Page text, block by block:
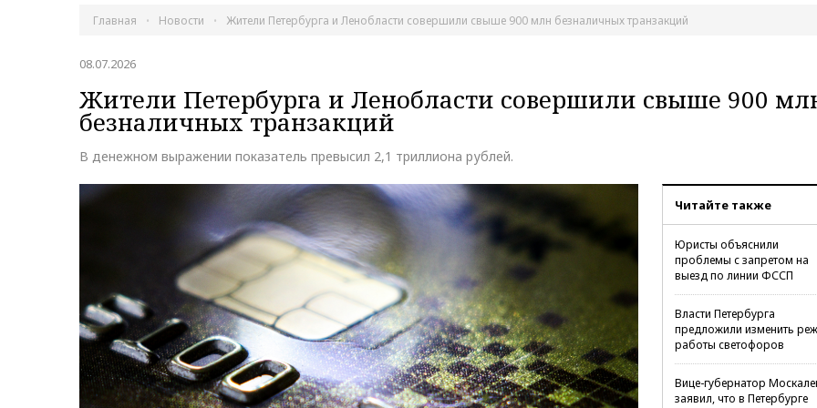
Главная Новости Жители Петербурга и Ленобласти совершили свыше 900 млн безналичных транзакций
08.07.2026
Жители Петербурга и Ленобласти совершили свыше 900
безналичных транзакций
В денежном выражении показатель превысил 2,1 триллиона рублей.
Читайте также
Юристы объяснили
проблемы с запретом на
выезд по линии ФССП
Власти Петербурга
предложили изменить
работы светофоров
Вице-губернатор
заявил, что в Петербурге